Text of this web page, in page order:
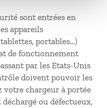
sont entrées en
appareils
portables…)
de fonctionnement
par les Etats-Unis
doivent pouvoir les
votre chargeur à portée
ou défectueux,